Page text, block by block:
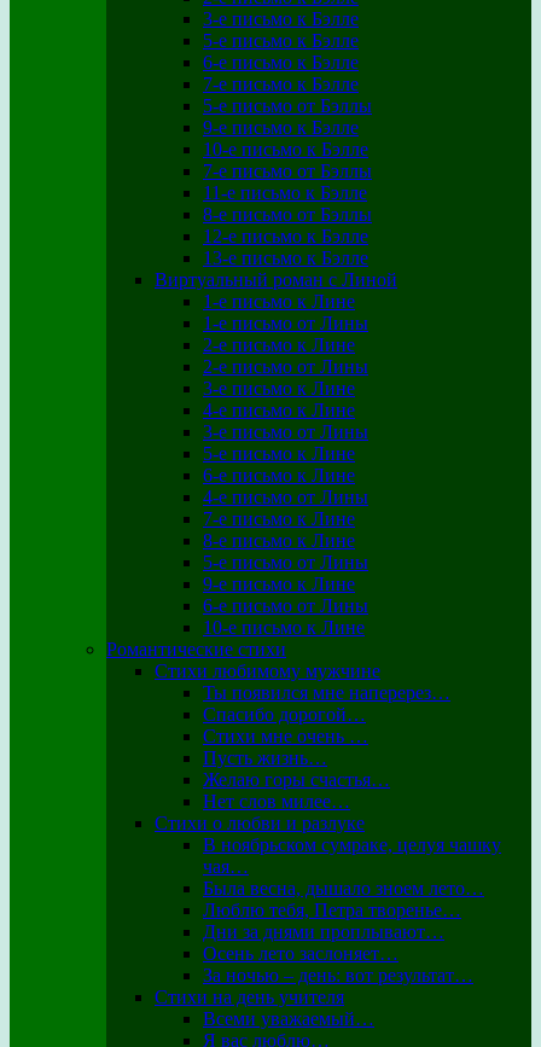
3-е письмо к Бэлле
5-е письмо к Бэлле
6-е письмо к Бэлле
7-е письмо к Бэлле
5-е письмо от Бэллы
9-е письмо к Бэлле
10-е письмо к Бэлле
7-е письмо от Бэллы
11-е письмо к Бэлле
8-е письмо от Бэллы
12-е письмо к Бэлле
13-е письмо к Бэлле
Виртуальный роман с Линой
1-е письмо к Лине
1-е письмо от Лины
2-е письмо к Лине
2-е письмо от Лины
3-е письмо к Лине
4-е письмо к Лине
3-е письмо от Лины
5-е письмо к Лине
6-е письмо к Лине
4-е письмо от Лины
7-е письмо к Лине
8-е письмо к Лине
5-е письмо от Лины
9-е письмо к Лине
6-е письмо от Лины
10-е письмо к Лине
Романтические стихи
Стихи любимому мужчине
Ты появился мне наперерез…
Спасибо дорогой…
Стихи мне очень …
Пусть жизнь…
Желаю горы счастья…
Нет слов милее…
Стихи о любви и разлуке
В ноябрьском сумраке, целуя чашку
чая…
Была весна, дышало зноем лето…
Люблю тебя, Петра творенье…
Дни за днями проплывают…
Осень лето заслоняет…
За ночью – день: вот результат…
Стихи на день учителя
Всеми уважаемый…
Я вас люблю…